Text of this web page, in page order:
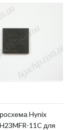
Hynix
11C для